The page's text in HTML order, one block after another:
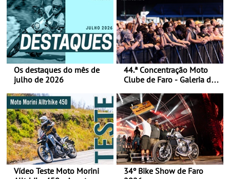
Os destaques do mês de
julho de 2026
44.ª Concentração Moto
Clube de Faro - Galeria de
Vídeo Teste Moto Morini
34º Bike Show de Faro